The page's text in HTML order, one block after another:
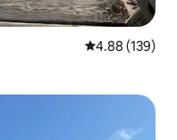
평점 4.88점(5
4.88 (139)